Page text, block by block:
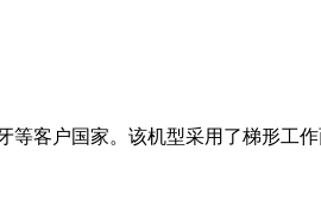
客户国家。该机型采用了梯形工